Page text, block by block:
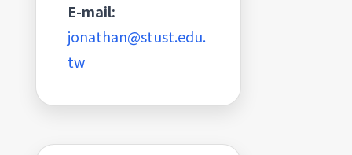
E-mail:
jonathan@stust.edu.
tw